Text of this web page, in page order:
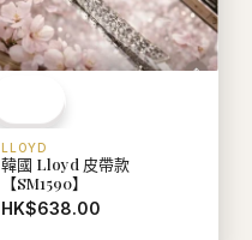
LLOYD
韓國 Lloyd 皮帶款
【SM1590】
HK$638.00